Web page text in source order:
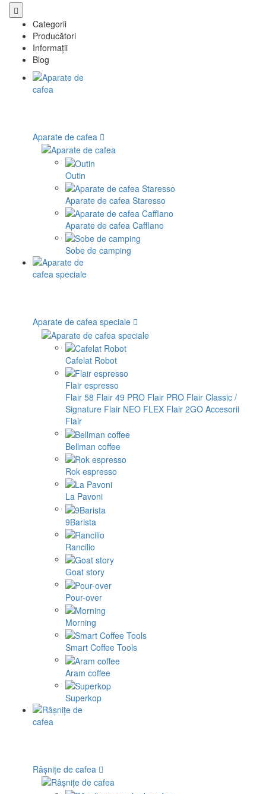
Categorii
Producători
Informații
Blog
Aparate de cafea
Outin
Aparate de cafea Staresso
Aparate de cafea Cafflano
Sobe de camping
Aparate de cafea speciale
Cafelat Robot
Flair espresso
Flair 58 Flair 49 PRO Flair PRO Flair Classic /
Signature Flair NEO FLEX Flair 2GO Accesorii
Flair
Bellman coffee
Rok espresso
La Pavoni
9Barista
Rancilio
Goat story
Pour-over
Morning
Smart Coffee Tools
Aram coffee
Superkop
Râșnițe de cafea